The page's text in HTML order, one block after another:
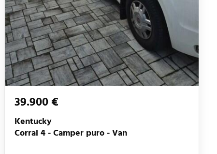
39.900 €
Kentucky
Corral 4 - Camper puro - Van